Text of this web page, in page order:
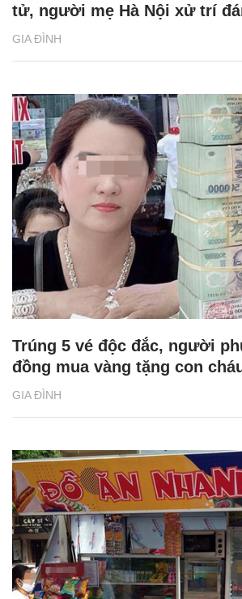
GIA ĐÌNH
tử, người mẹ Hà Nội xử trí
GIA ĐÌNH
Trúng 5 vé độc đắc, người
đồng mua vàng tặng con